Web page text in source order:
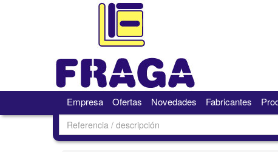
Empresa Ofertas Novedades Fabricantes